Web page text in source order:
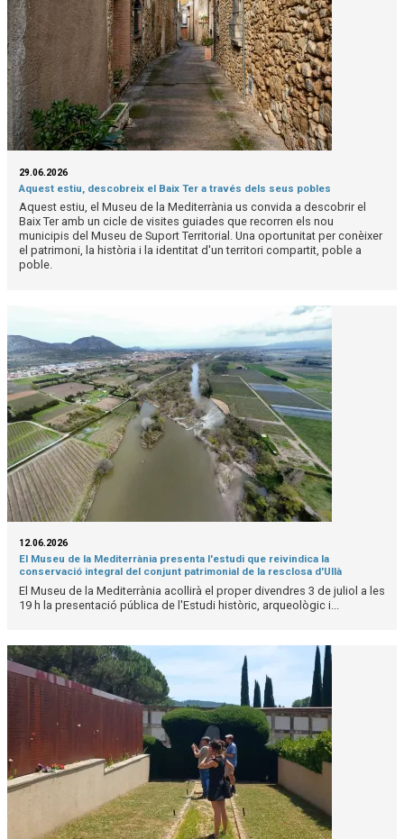
29.06.2026
Aquest estiu, descobreix el Baix Ter a través dels seus pobles
Aquest estiu, el Museu de la Mediterrània us convida a descobrir el
Baix Ter amb un cicle de visites guiades que recorren els nou
municipis del Museu de Suport Territorial. Una oportunitat per conèixer
el patrimoni, la història i la identitat d'un territori compartit, poble a
poble.
12.06.2026
El Museu de la Mediterrània presenta l'estudi que reivindica la
conservació integral del conjunt patrimonial de la resclosa d'Ullà
El Museu de la Mediterrània acollirà el proper divendres 3 de juliol a les
19 h la presentació pública de l'Estudi històric, arqueològic i...